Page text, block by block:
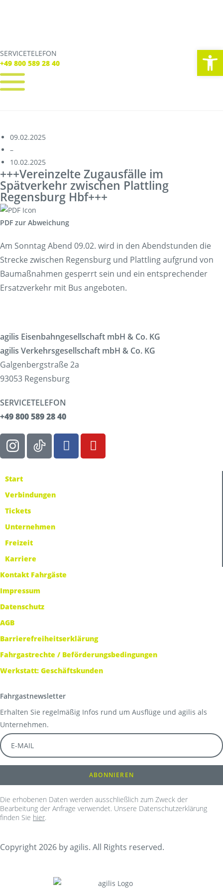
SERVICETELEFON
+49 800 589 28 40
SERVICE TELEFON
+49 800 589 28 40
Verbindungen
Tickets
Freizeit
Service
Unternehmen
09.02.2025
–
10.02.2025
+++Vereinzelte Zugausfälle im
Spätverkehr zwischen Plattling
Regensburg Hbf+++
PDF zur Abweichung
Am Sonntag Abend 09.02. wird in den Abendstunden die
Strecke zwischen Regensburg und Plattling aufgrund von
Baumaßnahmen gesperrt sein und ein entsprechender
Ersatzverkehr mit Bus angeboten.
agilis Eisenbahngesellschaft mbH & Co. KG
agilis Verkehrsgesellschaft mbH & Co. KG
Galgenbergstraße 2a
93053 Regensburg
SERVICETELEFON
+49 800 589 28 40
Start
Verbindungen
Tickets
Unternehmen
Freizeit
Karriere
Kontakt Fahrgäste
Impressum
Datenschutz
AGB
Barrierefreiheitserklärung
Fahrgastrechte / Beförderungsbedingungen
Werkstatt: Geschäftskunden
Fahrgastnewsletter
Erhalten Sie regelmäßig Infos rund um Ausflüge und agilis als
Unternehmen.
Die erhobenen Daten werden ausschließlich zum Zweck der
Bearbeitung der Anfrage verwendet. Unsere Datenschutzerklärung
finden Sie hier.
Copyright 2026 by agilis. All Rights reserved.